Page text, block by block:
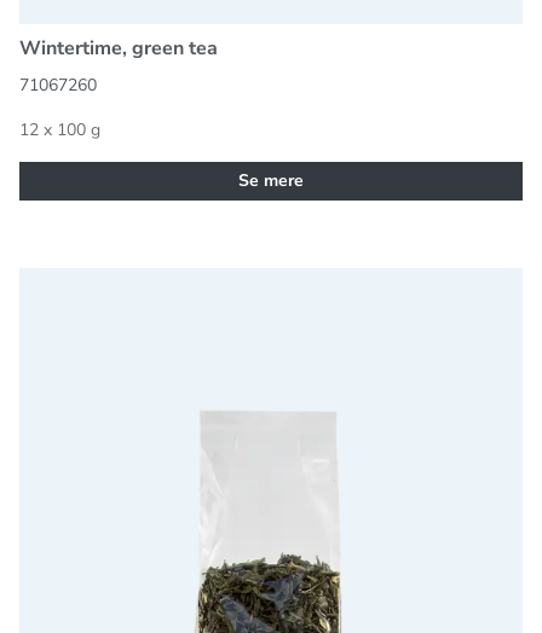
Wintertime, green tea
71067260
12 x 100 g
Se mere